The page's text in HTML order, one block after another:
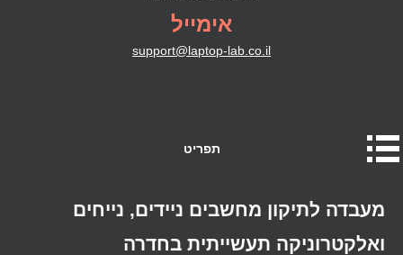
אימייל
support@laptop-lab.co.il
תפריט
מעבדה לתיקון מחשבים ניידים, נייחים
ואלקטרוניקה תעשייתית בחדרה